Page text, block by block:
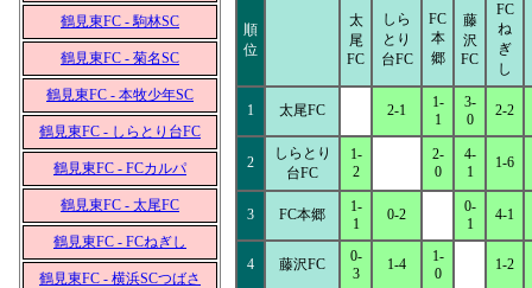
鶴見東FC - 駒林SC
鶴見東FC - 菊名SC
鶴見東FC - 本牧少年SC
鶴見東FC - しらとり台FC
鶴見東FC - FCカルパ
鶴見東FC - 太尾FC
鶴見東FC - FCねぎし
鶴見東FC - 横浜SCつばさ
順
位
太
尾
FC
しら
とり
台FC
FC
本
郷
藤
沢
FC
FC
ね
ぎ
し
1 太尾FC 2-1
1-
1
3-
0
2-2
2
しらとり
台FC
1-
2
2-
0
4-
1
1-6
3 FC本郷
1-
1
0-2
0-
1
4-1
4 藤沢FC
0-
3
1-4
1-
0
1-2